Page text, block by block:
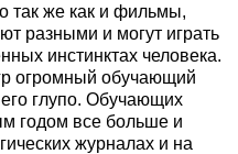
так же как и фильмы,
разными и могут играть
инстинктах человека.
огромный обучающий
глупо. Обучающих
годом все больше и
журналах и на